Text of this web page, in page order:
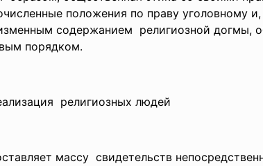
положения по праву уголовному
содержанием религиозной
порядком.
религиозных людей
массу свидетельств